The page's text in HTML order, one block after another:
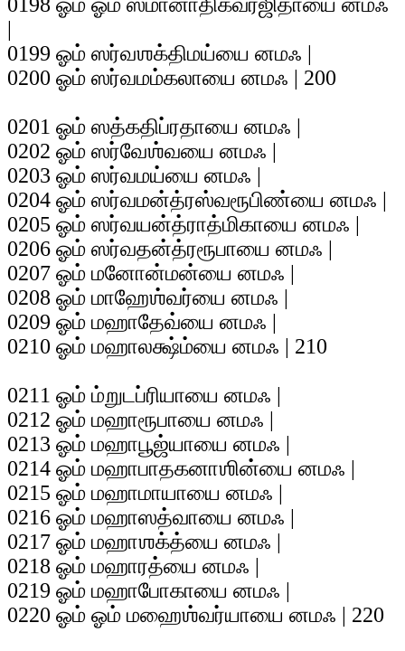
|
0199 ஓம் ஸர்வஶக்திமய்யை னமஃ |
0200 ஓம் ஸர்வமம்கலாயை னமஃ | 200
0201 ஓம் ஸத்கதிப்ரதாயை னமஃ |
0202 ஓம் ஸர்வேஶ்வயை னமஃ |
0203 ஓம் ஸர்வமய்யை னமஃ |
0204 ஓம் ஸர்வமன்த்ரஸ்வரூபிண்யை னமஃ |
0205 ஓம் ஸர்வயன்த்ராத்மிகாயை னமஃ |
0206 ஓம் ஸர்வதன்த்ரரூபாயை னமஃ |
0207 ஓம் மனோன்மன்யை னமஃ |
0208 ஓம் மாஹேஶ்வர்யை னமஃ |
0209 ஓம் மஹாதேவ்யை னமஃ |
0210 ஓம் மஹாலக்ஷ்ம்யை னமஃ | 210
0211 ஓம் ம்றுடப்ரியாயை னமஃ |
0212 ஓம் மஹாரூபாயை னமஃ |
0213 ஓம் மஹாபூஜ்யாயை னமஃ |
0214 ஓம் மஹாபாதகனாஶின்யை னமஃ |
0215 ஓம் மஹாமாயாயை னமஃ |
0216 ஓம் மஹாஸத்வாயை னமஃ |
0217 ஓம் மஹாஶக்த்யை னமஃ |
0218 ஓம் மஹாரத்யை னமஃ |
0219 ஓம் மஹாபோகாயை னமஃ |
0220 ஓம் ஓம் மஹைஶ்வர்யாயை னமஃ | 220